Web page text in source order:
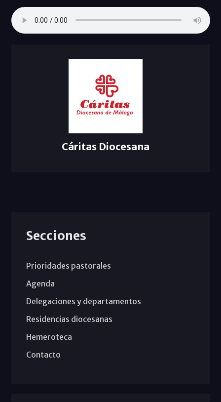
Cáritas Diocesana
Secciones
Prioridades pastorales
Agenda
Delegaciones y departamentos
Residencias diocesanas
Hemeroteca
Contacto